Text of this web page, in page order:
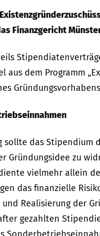
Finanzgericht
dem Programm
das Stipendium
Gründungsidee zu
vielmehr allein
das finanzielle
Realisierung der
gezahlten